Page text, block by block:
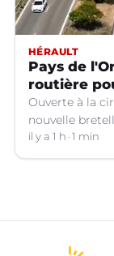
HÉRAULT
Pays de
routière
Ouverte à la
nouvelle
à la zone
quotidiens.
il y a 1 h 1 min